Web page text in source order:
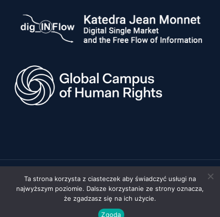
© 2026 Uniwersytet im. Adama Mickiewicza w Poznaniu, Wydział
Prawa i Administracji •Polityka prywatności •Deklaracja
dostępności
Realizacja:FYD STUDIO
Ta strona korzysta z ciasteczek aby świadczyć usługi na
najwyższym poziomie. Dalsze korzystanie ze strony oznacza,
że zgadzasz się na ich użycie.
Zgoda